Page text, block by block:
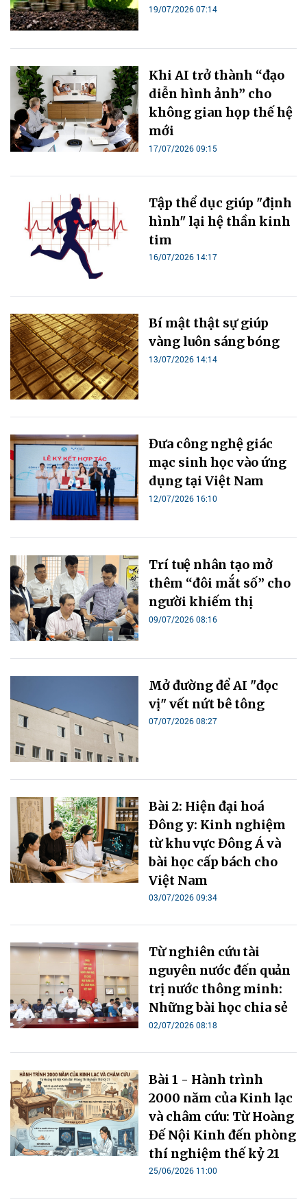
19/07/2026 07:14
Khi AI trở thành “đạo
diễn hình ảnh” cho
không gian họp thế hệ
mới
17/07/2026 09:15
Tập thể dục giúp "định
hình" lại hệ thần kinh
tim
16/07/2026 14:17
Bí mật thật sự giúp
vàng luôn sáng bóng
13/07/2026 14:14
Đưa công nghệ giác
mạc sinh học vào ứng
dụng tại Việt Nam
12/07/2026 16:10
Trí tuệ nhân tạo mở
thêm “đôi mắt số” cho
người khiếm thị
09/07/2026 08:16
Mở đường để AI "đọc
vị" vết nứt bê tông
07/07/2026 08:27
Bài 2: Hiện đại hoá
Đông y: Kinh nghiệm
từ khu vực Đông Á và
bài học cấp bách cho
Việt Nam
03/07/2026 09:34
Từ nghiên cứu tài
nguyên nước đến quản
trị nước thông minh:
Những bài học chia sẻ
02/07/2026 08:18
Bài 1 - Hành trình
2000 năm của Kinh lạc
và châm cứu: Từ Hoàng
Đế Nội Kinh đến phòng
thí nghiệm thế kỷ 21
25/06/2026 11:00